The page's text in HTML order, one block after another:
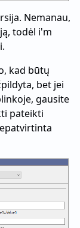
Nemanau,
todėl i'm
kad būtų
bet jei
gausite
pateikti